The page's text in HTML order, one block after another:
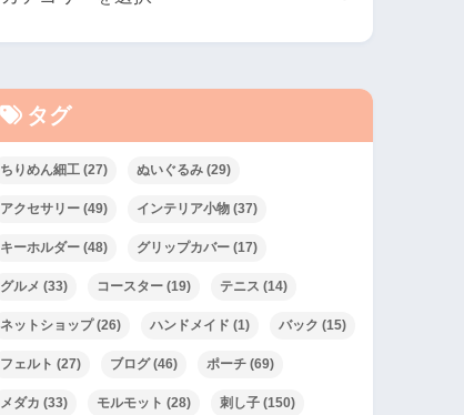
タグ
ちりめん細工 (27) ぬいぐるみ (29)
アクセサリー (49) インテリア小物 (37)
キーホルダー (48) グリップカバー (17)
グルメ (33) コースター (19) テニス (14)
ネットショップ(26) ハンドメイド (1) バック (15)
フェルト (27) ブログ(46) ポーチ (69)
メダカ (33) モルモット (28) 刺し子 (150)